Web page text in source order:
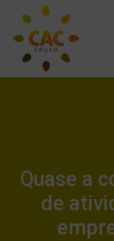
Quase a
de